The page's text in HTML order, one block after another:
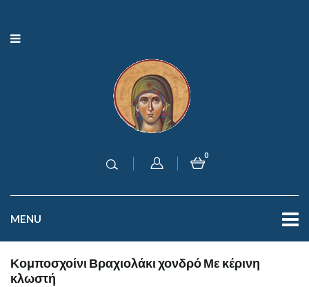
0
MENU
Κομποσχοίνι Βραχιολάκι χονδρό Με κέρινη
κλωστή